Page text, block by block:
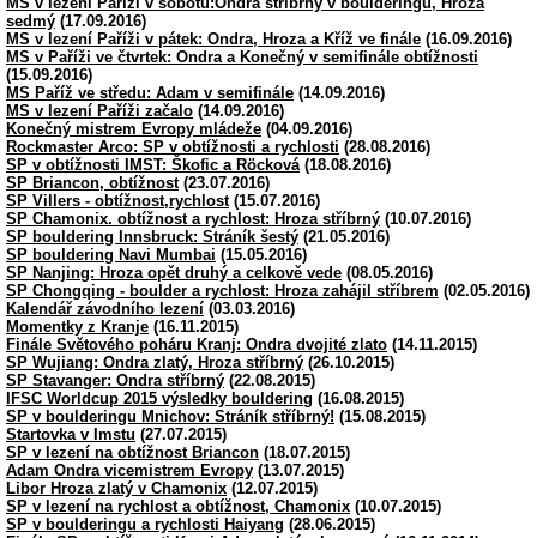
sedmý (17.09.2016)
MS v lezení Paříži v pátek: Ondra, Hroza a Kříž ve finále (16.09.2016)
MS v Paříži ve čtvrtek: Ondra a Konečný v semifinále obtížnosti
(15.09.2016)
MS Paříž ve středu: Adam v semifinále (14.09.2016)
MS v lezení Paříži začalo (14.09.2016)
Konečný mistrem Evropy mládeže (04.09.2016)
Rockmaster Arco: SP v obtížnosti a rychlosti (28.08.2016)
SP v obtížnosti IMST: Škofic a Röcková (18.08.2016)
SP Briancon, obtížnost(23.07.2016)
SP Villers - obtížnost,rychlost(15.07.2016)
SP Chamonix. obtížnost a rychlost: Hroza stříbrný (10.07.2016)
SP bouldering Innsbruck: Stráník šestý (21.05.2016)
SP bouldering Navi Mumbai (15.05.2016)
SP Nanjing: Hroza opět druhý a celkově vede (08.05.2016)
SP Chongqing - boulder a rychlost: Hroza zahájil stříbrem (02.05.2016)
Kalendář závodního lezení (03.03.2016)
Momentky z Kranje (16.11.2015)
Finále Světového poháru Kranj: Ondra dvojité zlato (14.11.2015)
SP Wujiang: Ondra zlatý, Hroza stříbrný (26.10.2015)
SP Stavanger: Ondra stříbrný (22.08.2015)
IFSC Worldcup 2015 výsledky bouldering (16.08.2015)
SP v boulderingu Mnichov: Stráník stříbrný! (15.08.2015)
Startovka v Imstu (27.07.2015)
SP v lezení na obtížnost Briancon (18.07.2015)
Adam Ondra vicemistrem Evropy (13.07.2015)
Libor Hroza zlatý v Chamonix (12.07.2015)
SP v lezení na rychlost a obtížnost, Chamonix (10.07.2015)
SP v boulderingu a rychlosti Haiyang (28.06.2015)